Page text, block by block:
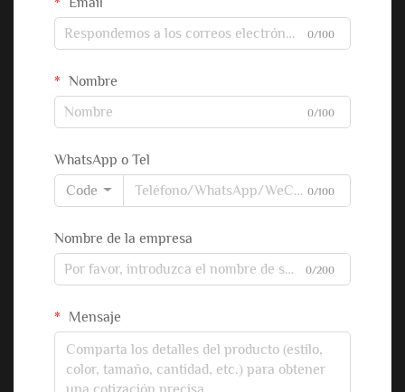
0/100
Nombre
0/100
WhatsApp o Tel
Code
0/100
Nombre de la empresa
0/200
Mensaje